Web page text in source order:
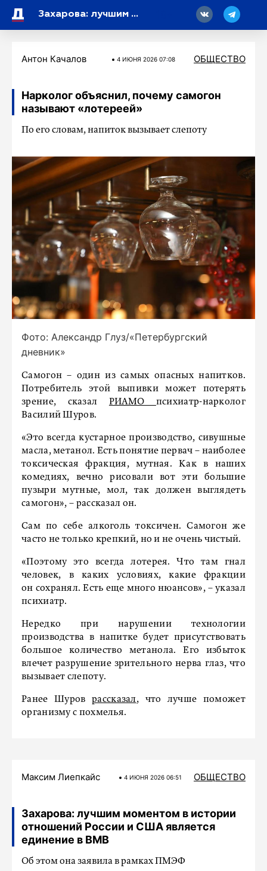
Захарова: лучшим моментом в истории отношений России и США является единение в ВМВ
Антон Качалов 4 ИЮНЯ 2026 07:08 ОБЩЕСТВО
Нарколог объяснил, почему самогон
называют «лотереей»
По его словам, напиток вызывает слепоту
Фото: Александр Глуз/«Петербургский
дневник»
Самогон – один из самых опасных напитков.
Потребитель этой выпивки может потерять
зрение, сказал РИАМО психиатр-нарколог
Василий Шуров.
«Это всегда кустарное производство, сивушные
масла, метанол. Есть понятие первач – наиболее
токсическая фракция, мутная. Как в наших
комедиях, вечно рисовали вот эти большие
пузыри мутные, мол, так должен выглядеть
самогон», – рассказал он.
Сам по себе алкоголь токсичен. Самогон же
часто не только крепкий, но и не очень чистый.
«Поэтому это всегда лотерея. Что там гнал
человек, в каких условиях, какие фракции
он сохранял. Есть еще много нюансов», – указал
психиатр.
Нередко при нарушении технологии
производства в напитке будет присутствовать
большое количество метанола. Его избыток
влечет разрушение зрительного нерва глаз, что
вызывает слепоту.
Ранее Шуров рассказал, что лучше поможет
организму с похмелья.
Максим Лиепкайс 4 ИЮНЯ 2026 06:51 ОБЩЕСТВО
Захарова: лучшим моментом в истории
отношений России и США является
единение в ВМВ
Об этом она заявила в рамках ПМЭФ